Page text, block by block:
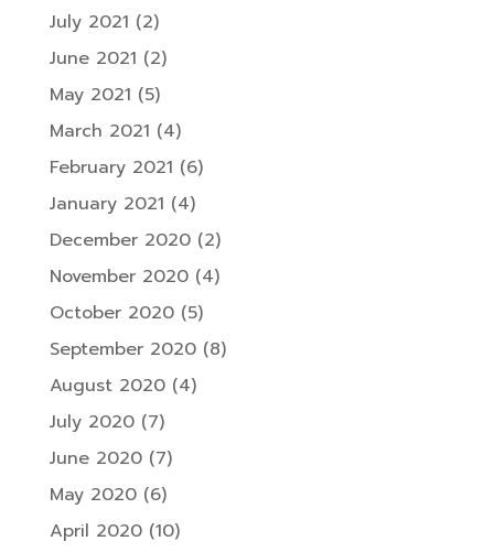
July 2021 (2)
June 2021 (2)
May 2021 (5)
March 2021 (4)
February 2021 (6)
January 2021 (4)
December 2020(2)
November 2020(4)
October 2020(5)
September 2020(8)
August 2020(4)
July 2020(7)
June 2020(7)
May 2020(6)
April 2020(10)